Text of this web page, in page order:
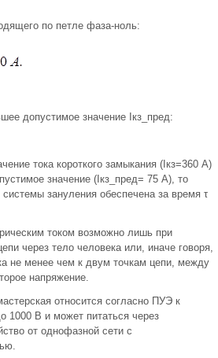
по петле фаза-ноль:
допустимое значение Iкз_пред:
тока короткого замыкания (Iкз=360 А)
значение (Iкз_пред= 75 А), то
зануления обеспечена за время τ
током возможно лишь при
через тело человека или, иначе говоря,
не менее чем к двум точкам цепи, между
напряжение.
относится согласно ПУЭ к
1000 В и может питаться через
от однофазной сети с